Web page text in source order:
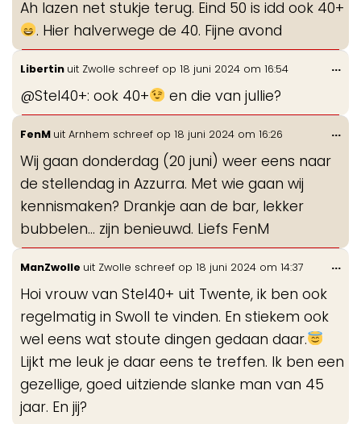
Ah lazen net stukje terug. Eind 50 is idd ook 40+
. Hier halverwege de 40. Fijne avond
Libertin uit Zwolle schreef op 18 juni 2024 om 16:54
@Stel40+: ook 40+ en die van jullie?
...
FenM uit Arnhem schreef op 18 juni 2024 om 16:26
Wij gaan donderdag (20 juni) weer eens naar
de stellendag in Azzurra. Met wie gaan wij
kennismaken? Drankje aan de bar, lekker
bubbelen... zijn benieuwd. Liefs FenM
...
ManZwolle uit Zwolle schreef op 18 juni 2024 om 14:37
Hoi vrouw van Stel40+ uit Twente, ik ben ook
regelmatig in Swoll te vinden. En stiekem ook
wel eens wat stoute dingen gedaan daar.
Lijkt me leuk je daar eens te treffen. Ik ben een
gezellige, goed uitziende slanke man van 45
jaar. En jij?
...